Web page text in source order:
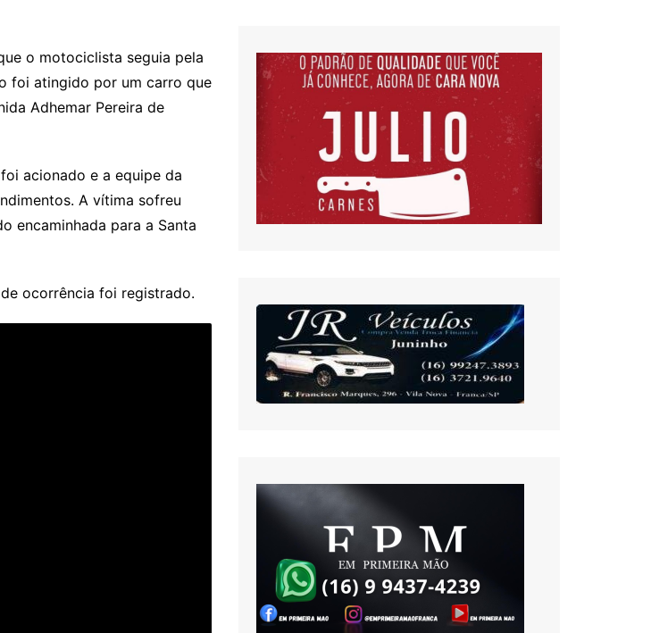
o motociclista seguia pela
foi atingido por um carro que
Adhemar Pereira de
acionado e a equipe da
A vítima sofreu
encaminhada para a Santa
ocorrência foi registrado.